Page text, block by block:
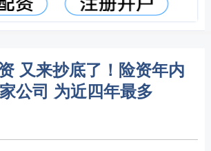
又来抄底了！险资年内
公司 为近四年最多